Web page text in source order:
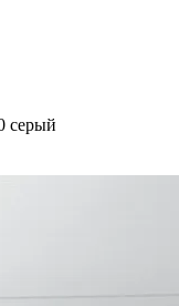
серый